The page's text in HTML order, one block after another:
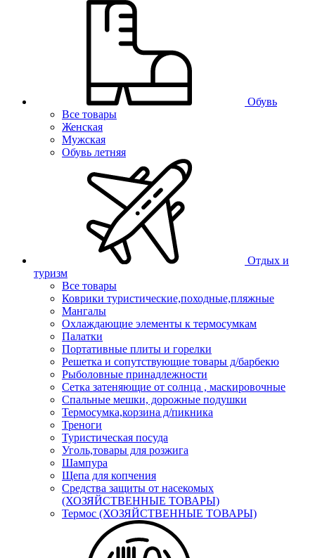
Обувь
Все товары
Женская
Мужская
Обувь летняя
Отдых и
туризм
Все товары
Коврики туристические,походные,пляжные
Мангалы
Охлаждающие элементы к термосумкам
Палатки
Портативные плиты и горелки
Решетка и сопутствующие товары д/барбекю
Рыболовные принадлежности
Сетка затеняющие от солнца , маскировочные
Спальные мешки, дорожные подушки
Термосумка,корзина д/пикника
Треноги
Туристическая посуда
Уголь,товары для розжига
Шампура
Щепа для копчения
Средства защиты от насекомых
(ХОЗЯЙСТВЕННЫЕ ТОВАРЫ)
Термос (ХОЗЯЙСТВЕННЫЕ ТОВАРЫ)